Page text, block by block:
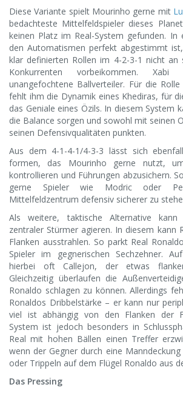
Diese Variante spielt Mourinho gerne mit
bedachteste Mittelfeldspieler dieses
keinen Platz im Real-System gefunden. In
den Automatismen perfekt abgestimmt
klar definierten Rollen im 4-2-3-1 nicht an
Konkurrenten vorbeikommen.
unangefochtene Ballverteiler. Für die
fehlt ihm die Dynamik eines Khediras, für
das Geniale eines Özils. In diesem System
die Balance sorgen und sowohl mit seinen
seinen Defensivqualitäten punkten.
Aus dem 4-1-4-1/4-3-3 lässt sich
formen, das Mourinho gerne nutzt,
kontrollieren und Führungen abzusichern.
gerne Spieler wie Modric oder
Mittelfeldzentrum defensiv sicherer zu
Als weitere, taktische Alternative
zentraler Stürmer agieren. In diesem kann
Flanken ausstrahlen. So parkt Real
Spieler im gegnerischen Sechzehner.
hierbei oft Callejon, der etwas
Gleichzeitig überlaufen die
Ronaldo schlagen zu können. Allerdings
Ronaldos Dribbelstärke – er kann nur
viel ist abhängig von den Flanken der
System ist jedoch besonders in
Real mit hohen Bällen einen Treffer
wenn der Gegner durch eine
oder Trippeln auf dem Flügel Ronaldo aus
Das Pressing